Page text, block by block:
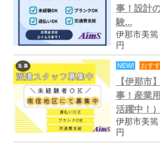
事！設計
験...
伊那市美
円
NEW! おす
【伊那市
事！産業
活躍中！）
伊那市美
円